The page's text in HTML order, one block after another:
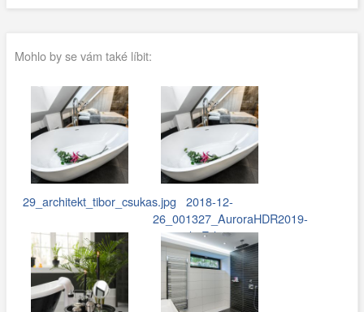
Mohlo by se vám také líbit:
29_architekt_tibor_csukas.jpg
2018-12-
26_001327_AuroraHDR2019-
edit-Edit.jpg